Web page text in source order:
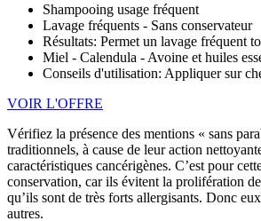
Shampooing usage fréquent
Lavage fréquents - Sans conservateur
Résultats: Permet un lavage fréquent
Miel - Calendula - Avoine et huiles
Conseils d'utilisation: Appliquer sur
VOIR L'OFFRE
Vérifiez la présence des mentions « sans
traditionnels, à cause de leur action
caractéristiques cancérigènes. C’est pour
conservation, car ils évitent la prolifération
qu’ils sont de très forts allergisants. Donc
autres.